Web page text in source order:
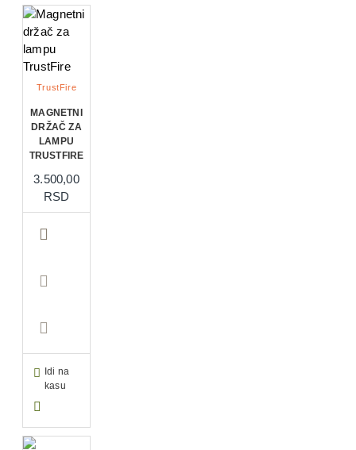
TrustFire
MAGNETNI
DRŽAČ ZA
LAMPU
TRUSTFIRE
3.500,00
RSD
Idi na
kasu